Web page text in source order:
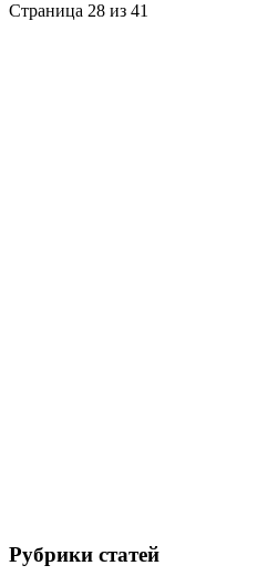
Страница 28 из 41
Рубрики статей